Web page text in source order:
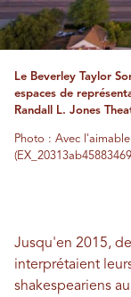
Le Beverley Taylor
espaces de
Randall L. Jones
Photo : Avec
Jusqu'en 2015,
interprétaient
shakespeariens